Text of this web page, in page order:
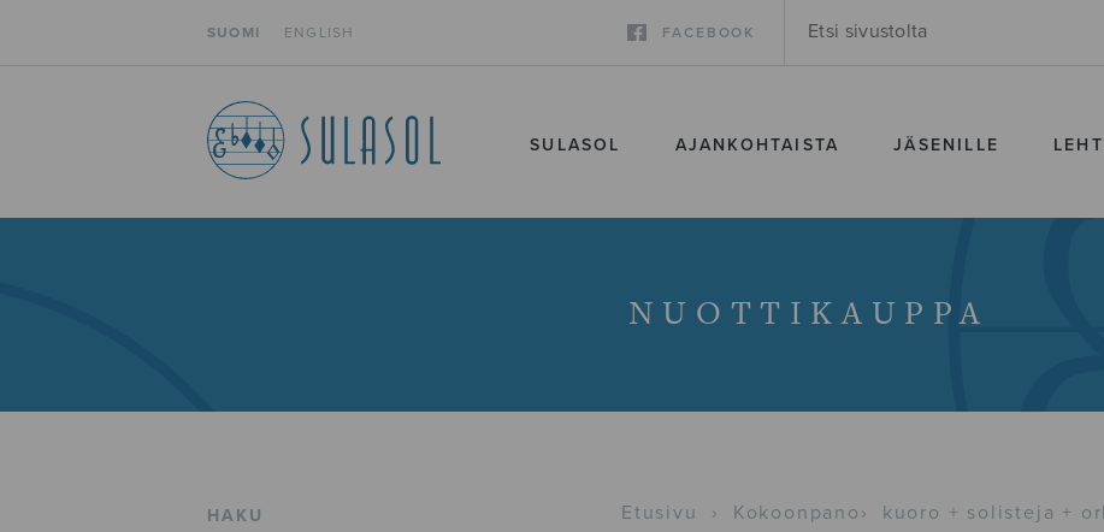
SUOMI ENGLISH FACEBOOK
SULASOL AJANKOHTAISTA JÄSENILLE
NUOTTIKAUPPA
HAKU Etusivu › Kokoonpano › kuoro + solisteja +